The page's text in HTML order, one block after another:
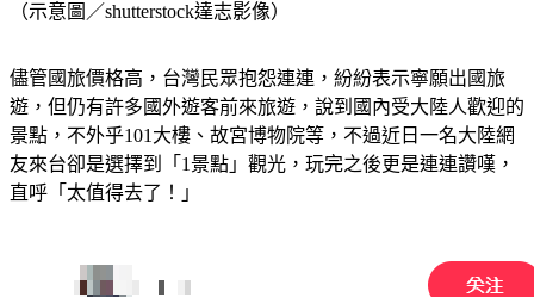
（示意圖／shutterstock達志影像）
儘管國旅價格高，台灣民眾抱怨連連，紛紛表示寧願出國旅
遊，但仍有許多國外遊客前來旅遊，說到國內受大陸人歡迎的
景點，不外乎101大樓、故宮博物院等，不過近日一名大陸網
友來台卻是選擇到「1景點」觀光，玩完之後更是連連讚嘆，
直呼「太值得去了！」